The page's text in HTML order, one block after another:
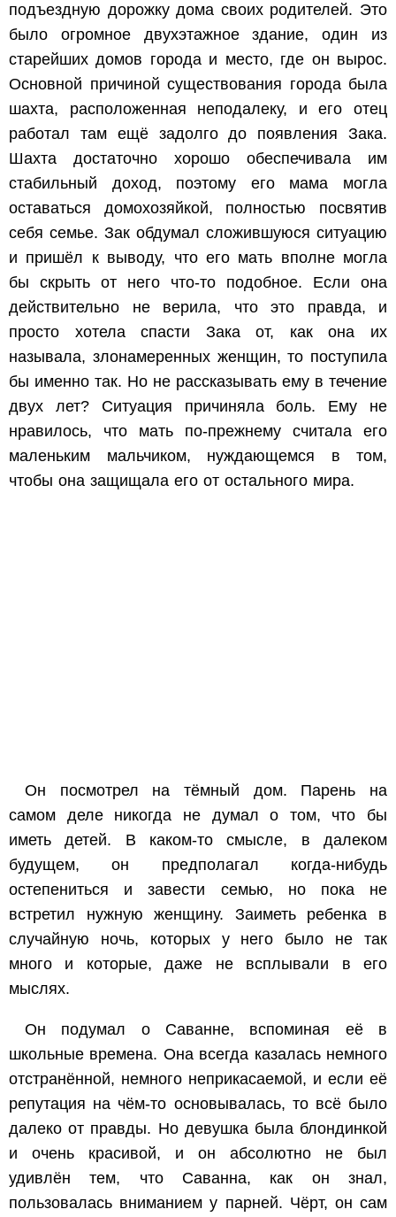
подъездную дорожку дома своих родителей. Это
было огромное двухэтажное здание, один из
старейших домов города и место, где он вырос.
Основной причиной существования города была
шахта, расположенная неподалеку, и его отец
работал там ещё задолго до появления Зака.
Шахта достаточно хорошо обеспечивала им
стабильный доход, поэтому его мама могла
оставаться домохозяйкой, полностью посвятив
себя семье. Зак обдумал сложившуюся ситуацию
и пришёл к выводу, что его мать вполне могла
бы скрыть от него что-то подобное. Если она
действительно не верила, что это правда, и
просто хотела спасти Зака от, как она их
называла, злонамеренных женщин, то поступила
бы именно так. Но не рассказывать ему в течение
двух лет? Ситуация причиняла боль. Ему не
нравилось, что мать по-прежнему считала его
маленьким мальчиком, нуждающемся в том,
чтобы она защищала его от остального мира.
Он посмотрел на тёмный дом. Парень на
самом деле никогда не думал о том, что бы
иметь детей. В каком-то смысле, в далеком
будущем, он предполагал когда-нибудь
остепениться и завести семью, но пока не
встретил нужную женщину. Заиметь ребенка в
случайную ночь, которых у него было не так
много и которые, даже не всплывали в его
мыслях.
Он подумал о Саванне, вспоминая её в
школьные времена. Она всегда казалась немного
отстранённой, немного неприкасаемой, и если её
репутация на чём-то основывалась, то всё было
далеко от правды. Но девушка была блондинкой
и очень красивой, и он абсолютно не был
удивлён тем, что Саванна, как он знал,
пользовалась вниманием у парней. Чёрт, он сам